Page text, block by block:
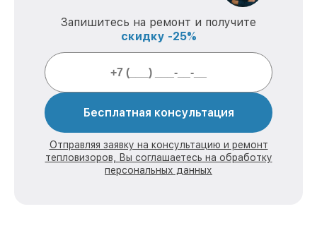
Запишитесь на ремонт и получите
скидку -25%
Бесплатная консультация
Отправляя заявку на консультацию и ремонт
тепловизоров, Вы соглашаетесь на обработку
персональных данных